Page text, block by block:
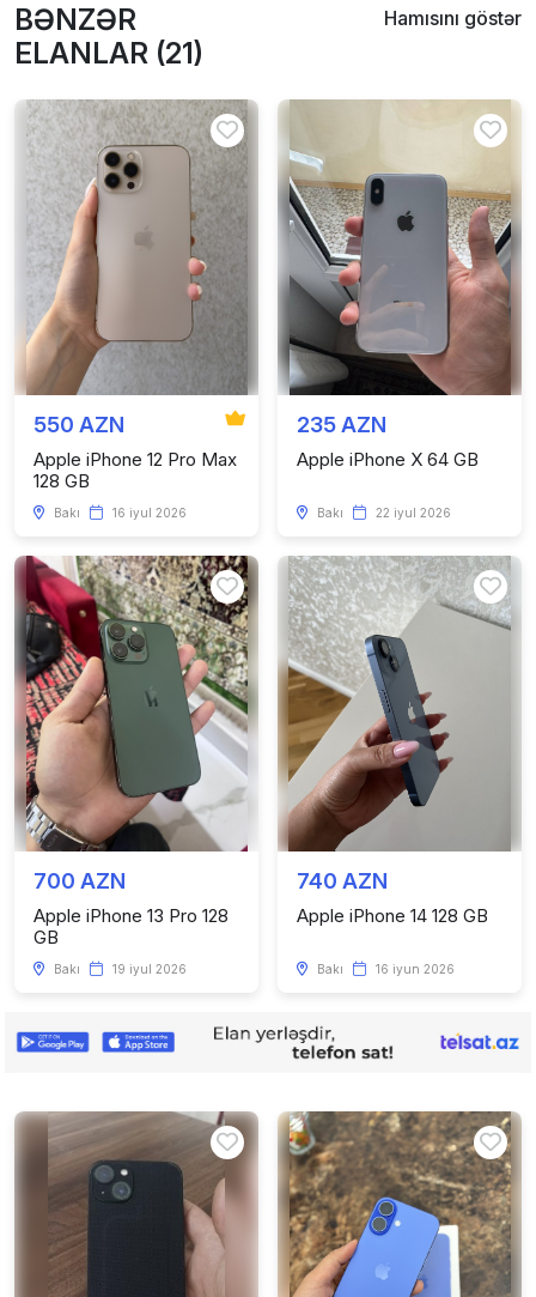
BƏNZƏR
ELANLAR (21)
Hamısını göstər
550 AZN
Apple iPhone 12 Pro Max
128 GB
Bakı 16 iyul 2026
235 AZN
Apple iPhone X 64 GB
Bakı 22 iyul 2026
700 AZN
Apple iPhone 13 Pro 128
GB
Bakı 19 iyul 2026
740 AZN
Apple iPhone 14 128 GB
Bakı 16 iyun 2026